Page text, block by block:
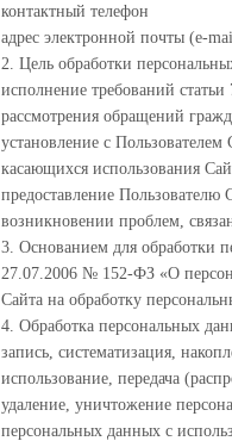
контактный телефон
адрес электронной почты (e-
2. Цель обработки
исполнение требований
рассмотрения обращений
установление с
касающихся использования
предоставление
возникновении проблем,
3. Основанием для обработки
27.07.2006 № 152-ФЗ «О
Сайта на обработку
4. Обработка персональных
запись, систематизация,
использование, передача
удаление, уничтожение
персональных данных с